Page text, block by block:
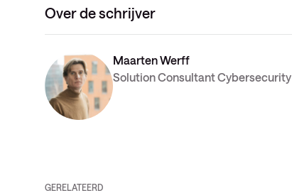
Over de schrijver
Maarten Werff
Solution Consultant Cybersecurity
GERELATEERD